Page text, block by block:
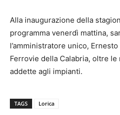
Alla inaugurazione della
programma venerdì mattina,
l’amministratore unico,
Ferrovie della Calabria, oltre le
addette agli impianti.
TAGS Lorica